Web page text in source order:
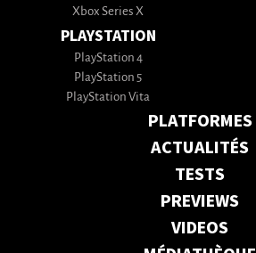
Xbox Series X
PLAYSTATION
PlayStation 4
PlayStation 5
PlayStation Vita
PLATFORMES
ACTUALITÉS
TESTS
PREVIEWS
VIDEOS